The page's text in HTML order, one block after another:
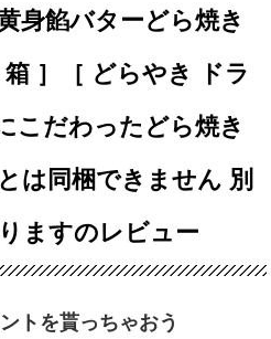
身餡バターどら焼き
箱 ］［ どらやき ドラ
こだわったどら焼き
は同梱できません 別
ますのレビュー
トを貰っちゃおう